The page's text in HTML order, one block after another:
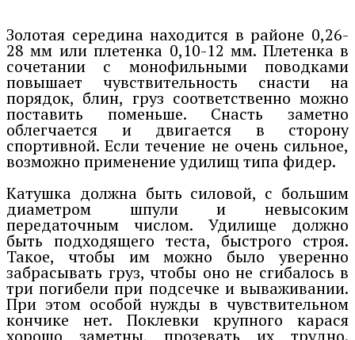
Золотая середина находится в районе 0,26-
28 мм или плетенка 0,10-12 мм. Плетенка в
сочетании с монофильными поводками
повышает чувствительность снасти на
порядок, блин, груз соответственно можно
поставить поменьше. Снасть заметно
облегчается и двигается в сторону
спортивной. Если течение не очень сильное,
возможно применение удилищ типа фидер.
Катушка должна быть силовой, с большим
диаметром шпули и невысоким
передаточным числом. Удилище должно
быть подходящего теста, быстрого строя.
Такое, чтобы им можно было уверенно
забрасывать груз, чтобы оно не сгибалось в
три погибели при подсечке и вываживании.
При этом особой нужды в чувствительном
кончике нет. Поклевки крупного карася
хорошо заметны, прозевать их трудно.